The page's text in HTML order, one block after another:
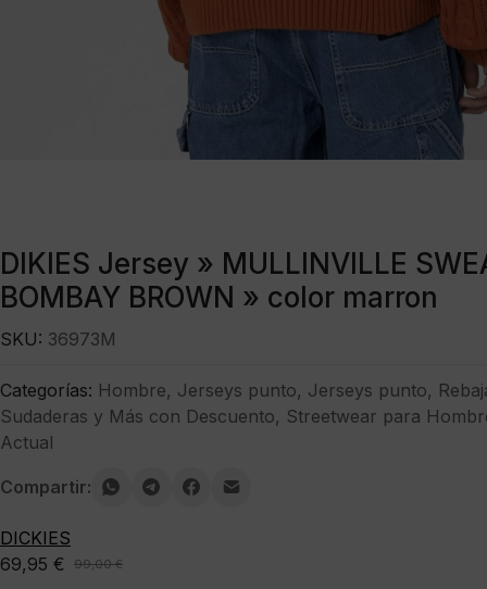
DIKIES Jersey » MULLINVILLE
BOMBAY BROWN » color marron
99,00€
El
69,95 €
El
SKU: 36973M
Categorías: Hombre, Jerseys punto, Jerseys punto,
Sudaderas y Más con Descuento, Streetwear para
Actual
Compartir:
DICKIES